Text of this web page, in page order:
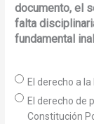
documento, el
falta
fundamental
El derecho a
El derecho de
Constitución